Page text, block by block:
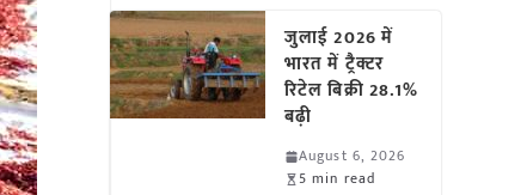
जुलाई 2026 में
भारत में ट्रैक्टर
रिटेल बिक्री 28.1%
बढ़ी
August 6, 2026
5 min read